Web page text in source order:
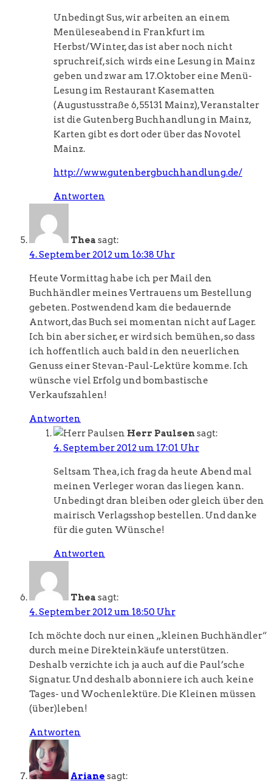
Unbedingt Sus, wir arbeiten an einem
Menüleseabend in Frankfurt im
Herbst/Winter, das ist aber noch nicht
spruchreif, sich wirds eine Lesung in Mainz
geben und zwar am 17.Oktober eine Menü-
Lesung im Restaurant Kasematten
(Augustusstraße 6, 55131 Mainz), Veranstalter
ist die Gutenberg Buchhandlung in Mainz,
Karten gibt es dort oder über das Novotel
Mainz.
http://www.gutenbergbuchhandlung.de/
Antworten
Thea sagt:
4. September 2012 um 16:38 Uhr
Heute Vormittag habe ich per Mail den
Buchhändler meines Vertrauens um Bestellung
gebeten. Postwendend kam die bedauernde
Antwort, das Buch sei momentan nicht auf Lager.
Ich bin aber sicher, er wird sich bemühen, so dass
ich hoffentlich auch bald in den neuerlichen
Genuss einer Stevan-Paul-Lektüre komme. Ich
wünsche viel Erfolg und bombastische
Verkaufszahlen!
Antworten
Herr Paulsensagt:
4. September 2012 um 17:01 Uhr
Seltsam Thea, ich frag da heute Abend mal
meinen Verleger woran das liegen kann.
Unbedingt dran bleiben oder gleich über den
mairisch Verlagsshop bestellen. Und danke
für die guten Wünsche!
Antworten
Thea sagt:
4. September 2012 um 18:50 Uhr
Ich möchte doch nur einen „kleinen Buchhändler“
durch meine Direkteinkäufe unterstützen.
Deshalb verzichte ich ja auch auf die Paul’sche
Signatur. Und deshalb abonniere ich auch keine
Tages- und Wochenlektüre. Die Kleinen müssen
(über)leben!
Antworten
Ariane sagt: